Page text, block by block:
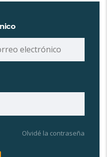
Olvidé la contraseña